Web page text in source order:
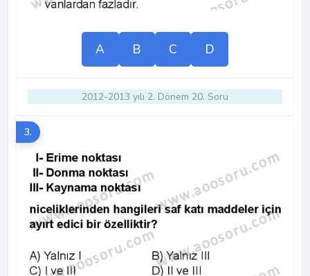
A B C D
2012-2013 yılı 2. Dönem 20. Soru
3.